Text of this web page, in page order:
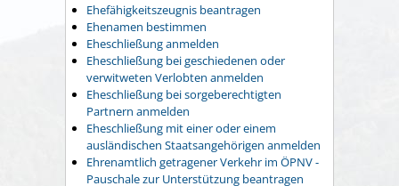
Ehefähigkeitszeugnis beantragen
Ehenamen bestimmen
Eheschließung anmelden
Eheschließung bei geschiedenen oder
verwitweten Verlobten anmelden
Eheschließung bei sorgeberechtigten
Partnern anmelden
Eheschließung mit einer oder einem
ausländischen Staatsangehörigen anmelden
Ehrenamtlich getragener Verkehr im ÖPNV -
Pauschale zur Unterstützung beantragen